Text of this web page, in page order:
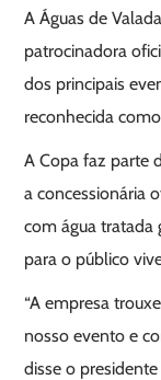
A Águas de
patrocinadora
dos principais
reconhecida
A Copa faz parte
a concessionária
com água tratada
para o público
“A empresa
nosso evento e
disse o